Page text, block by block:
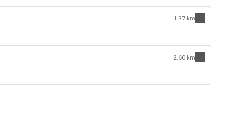
1.37 km
2.60 km